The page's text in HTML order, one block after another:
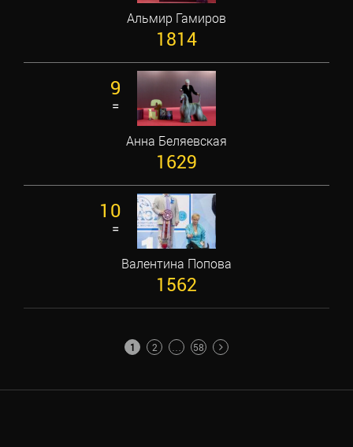
Альмир Гамиров
1814
9
=
Анна Беляевская
1629
10
=
Валентина Попова
1562
1 2 58